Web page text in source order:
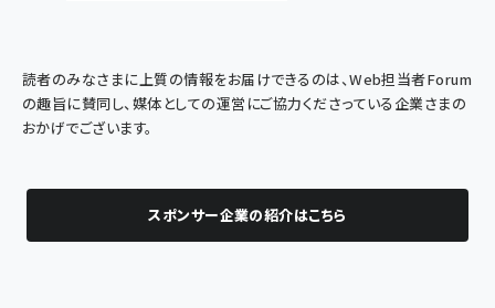
読者のみなさまに上質の情報をお届けできるのは、Web担当者Forum
の趣旨に賛同し、媒体としての運営にご協力くださっている企業さまの
おかげでございます。
スポンサー企業の紹介はこちら